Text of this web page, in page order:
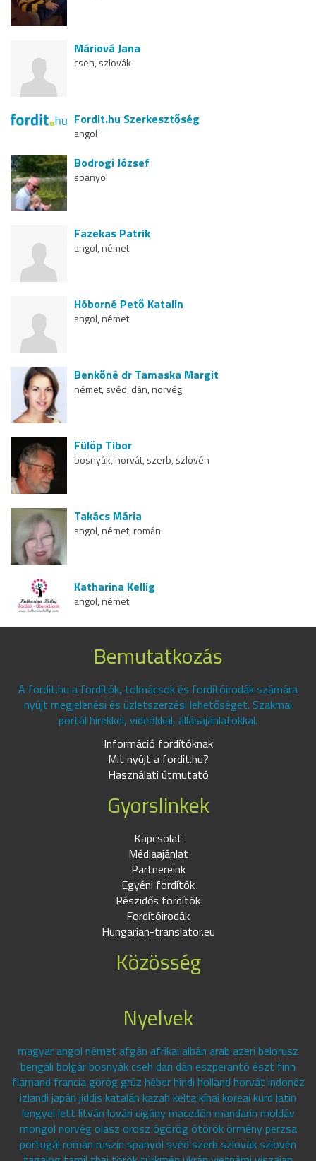
Máriová Jana
cseh, szlovák
Fordit.hu Szerkesztőség
angol
Bodrogi József
spanyol
Fazekas Patrik
angol, német
Hóborné Pető Katalin
angol, német
Benkőné dr Tamaska Margit
német, svéd, dán, norvég
Fülöp Tibor
bosnyák, horvát, szerb, szlovén
Takács Mária
angol, német, román
Katharina Kellig
angol, német
Bemutatkozás
A fordit.hu a fordítók, tolmácsok és fordítóirodák számára
nyújt megjelenési és üzletszerzési lehetőséget. Szakmai
portál hírekkel, videókkal, állásajánlatokkal.
Információ fordítóknak
Mit nyújt a fordit.hu?
Használati útmutató
Gyorslinkek
Kapcsolat
Médiaajánlat
Partnereink
Egyéni fordítók
Részidős fordítók
Fordítóirodák
Hungarian-translator.eu
Közösség
Nyelvek
magyar angol német afgán afrikai albán arab azeri belorusz
bengáli bolgár bosnyák cseh dari dán eszperantó észt finn
flamand francia görög grúz héber hindi holland horvát indonéz
izlandi japán jiddis katalán kazah kelta kínai koreai kurd latin
lengyel lett litván lovári cigány macedón mandarin moldáv
mongol norvég olasz orosz ógörög ótörök örmény perzsa
portugál román ruszin spanyol svéd szerb szlovák szlovén